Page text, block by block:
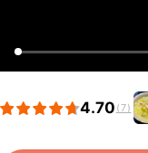
4.70(7)